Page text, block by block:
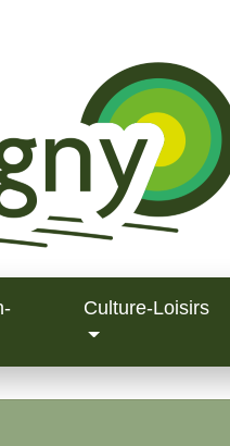
Culture-Loisirs